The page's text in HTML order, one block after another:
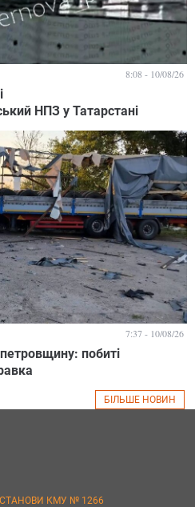
НПЗ у Татарстані
8:08 - 10/08/26
побиті
7:37 - 10/08/26
БІЛЬШЕ НОВИН
КМУ № 1266